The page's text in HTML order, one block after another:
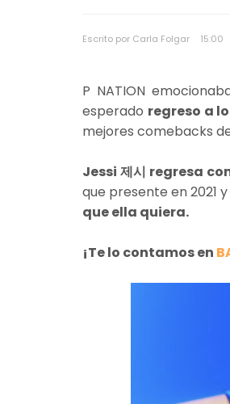
Escrito por Carla Folgar 15:00
P NATION
esperado regreso a
mejores comebacks
Jessi 제시 regresa
que presente en 2021
que ella quiera.
¡Te lo contamos en